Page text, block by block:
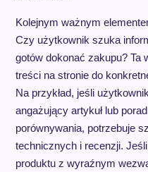
Kolejnym ważnym
Czy użytkownik szuka
gotów dokonać zakupu? Ta
treści na stronie do
Na przykład, jeśli
angażujący artykuł lub
porównywania, potrzebuje
technicznych i recenzji.
produktu z wyraźnym